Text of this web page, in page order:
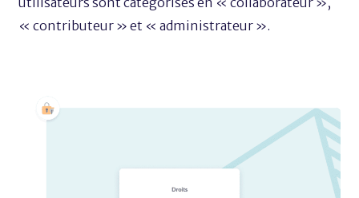
« contributeur » et « administrateur ».